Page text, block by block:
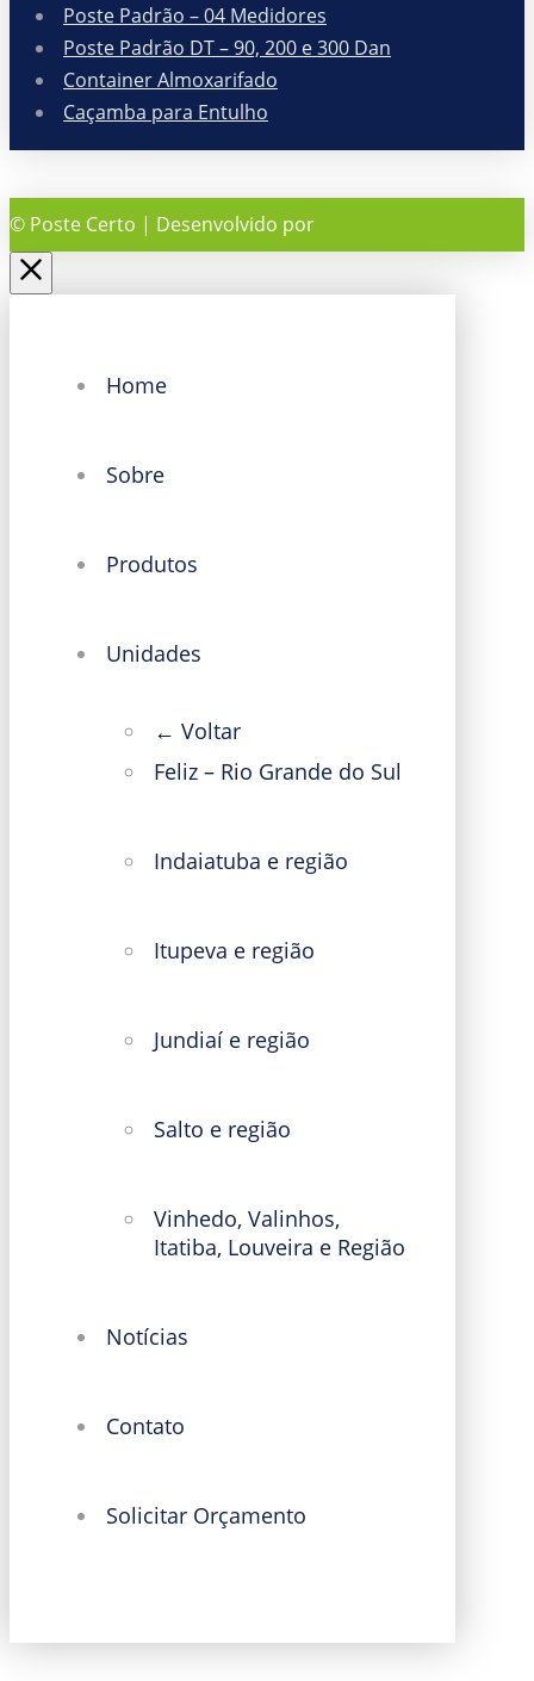
Poste Padrão – 04 Medidores
Poste Padrão DT – 90, 200 e 300 Dan
Container Almoxarifado
Caçamba para Entulho
© Poste Certo | Desenvolvido por
Home
Sobre
Produtos
Unidades
← Voltar
Feliz – Rio Grande do Sul
Indaiatuba e região
Itupeva e região
Jundiaí e região
Salto e região
Vinhedo, Valinhos,
Itatiba, Louveira e Região
Notícias
Contato
Solicitar Orçamento